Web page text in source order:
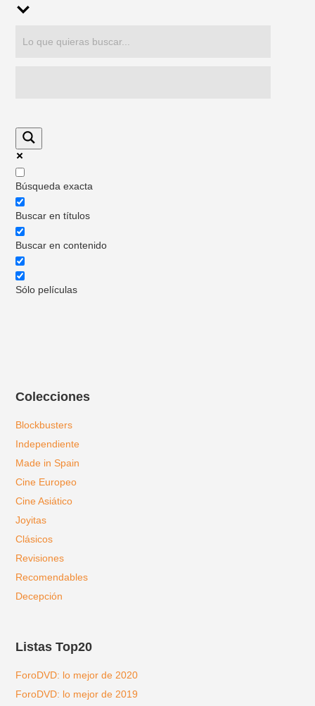
Búsqueda exacta
Buscar en títulos
Buscar en contenido
Sólo películas
Colecciones
Blockbusters
Independiente
Made in Spain
Cine Europeo
Cine Asiático
Joyitas
Clásicos
Revisiones
Recomendables
Decepción
Listas Top20
ForoDVD: lo mejor de 2020
ForoDVD: lo mejor de 2019